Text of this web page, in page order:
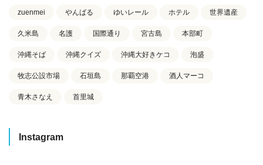
zuenmei やんばる ゆいレール ホテル 世界遺産
久米島 名護 国際通り 宮古島 本部町
沖縄そば 沖縄クイズ 沖縄大好きケコ 泡盛
牧志公設市場 石垣島 那覇空港 酒人マーコ
青木さなえ 首里城
Instagram